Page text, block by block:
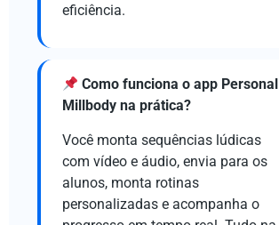
eficiência.
Como funciona o app Personal
Millbody na prática?
Você monta sequências lúdicas
com vídeo e áudio, envia para os
alunos, monta rotinas
personalizadas e acompanha o